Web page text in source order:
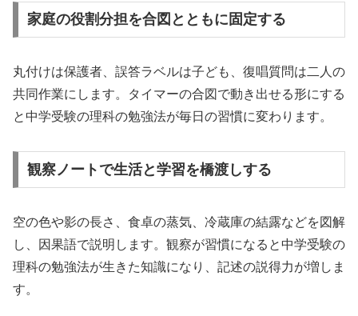
家庭の役割分担を合図とともに固定する
丸付けは保護者、誤答ラベルは子ども、復唱質問は二人の
共同作業にします。タイマーの合図で動き出せる形にする
と中学受験の理科の勉強法が毎日の習慣に変わります。
観察ノートで生活と学習を橋渡しする
空の色や影の長さ、食卓の蒸気、冷蔵庫の結露などを図解
し、因果語で説明します。観察が習慣になると中学受験の
理科の勉強法が生きた知識になり、記述の説得力が増しま
す。